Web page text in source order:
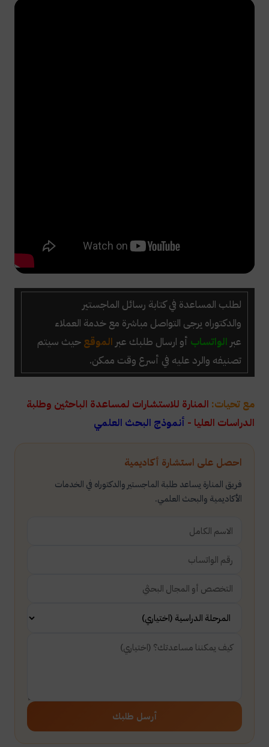
احصل على استشارة أكاديمية
فريق المنارة يساعد طلبة الماجستير والدكتوراه في الخدمات
الأكاديمية والبحث العلمي.
أرسل طلبك
لطلب المساعدة في كتابة رسائل الماجستير
والدكتوراه يرجى التواصل مباشرة مع خدمة العملاء
عبر الواتساب أو ارسال طلبك عبر الموقع حيث سيتم
تصنيفه والرد عليه في أسرع وقت ممكن.
مع تحيات: المنارة للاستشارات لمساعدة الباحثين وطلبة
الدراسات العليا - أنموذج البحث العلمي